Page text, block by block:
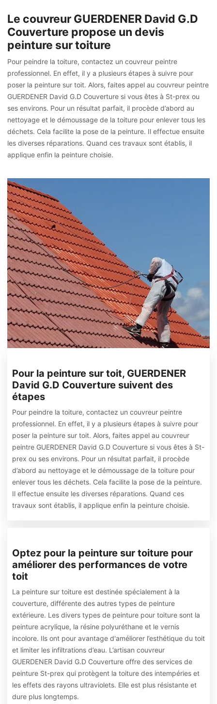
Le couvreur GUERDENER David G.D
Couverture propose un devis
peinture sur toiture
Pour peindre la toiture, contactez un couvreur peintre
professionnel. En effet, il y a plusieurs étapes à suivre pour
poser la peinture sur toit. Alors, faites appel au couvreur peintre
GUERDENER David G.D Couverture si vous êtes à St-prex ou
ses environs. Pour un résultat parfait, il procède d’abord au
nettoyage et le démoussage de la toiture pour enlever tous les
déchets. Cela facilite la pose de la peinture. Il effectue ensuite
les diverses réparations. Quand ces travaux sont établis, il
applique enfin la peinture choisie.
Pour la peinture sur toit, GUERDENER
David G.D Couverture suivent des
étapes
Pour peindre la toiture, contactez un couvreur peintre
professionnel. En effet, il y a plusieurs étapes à suivre pour
poser la peinture sur toit. Alors, faites appel au couvreur
peintre GUERDENER David G.D Couverture si vous êtes à St-
prex ou ses environs. Pour un résultat parfait, il procède
d’abord au nettoyage et le démoussage de la toiture pour
enlever tous les déchets. Cela facilite la pose de la peinture.
Il effectue ensuite les diverses réparations. Quand ces
travaux sont établis, il applique enfin la peinture choisie.
Optez pour la peinture sur toiture pour
améliorer des performances de votre
toit
La peinture sur toiture est destinée spécialement à la
couverture, différente des autres types de peinture
extérieure. Les divers types de peinture pour toiture sont la
peinture acrylique, la résine polyuréthane et le vernis
incolore. Ils ont pour avantage d'améliorer l’esthétique du toit
et limiter les infiltrations d’eau. L’artisan couvreur
GUERDENER David G.D Couverture offre des services de
peinture St-prex qui protègent la toiture des intempéries et
les effets des rayons ultraviolets. Elle est plus résistante et
dure plus longtemps.